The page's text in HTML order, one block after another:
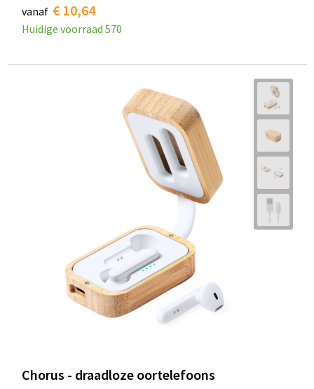
vanaf € 10,64
Huidige voorraad 570
Chorus - draadloze oortelefoons